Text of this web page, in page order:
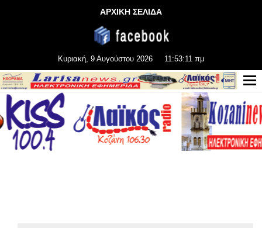
ΑΡΧΙΚΗ ΣΕΛΙΔΑ
Κυριακή, 9 Αυγούστου 2026 11:53:11 πμ